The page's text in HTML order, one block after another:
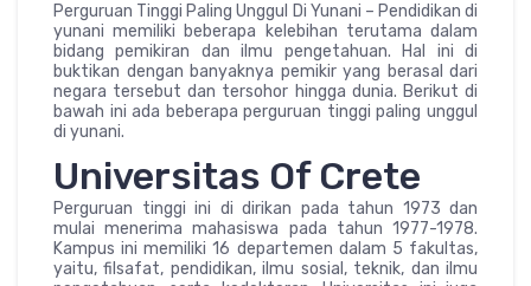
Perguruan Tinggi Paling Unggul Di Yunani – Pendidikan di
yunani memiliki beberapa kelebihan terutama dalam
bidang pemikiran dan ilmu pengetahuan. Hal ini di
buktikan dengan banyaknya pemikir yang berasal dari
negara tersebut dan tersohor hingga dunia. Berikut di
bawah ini ada beberapa perguruan tinggi paling unggul
di yunani.
Universitas Of Crete
Perguruan tinggi ini di dirikan pada tahun 1973 dan
mulai menerima mahasiswa pada tahun 1977-1978.
Kampus ini memiliki 16 departemen dalam 5 fakultas,
yaitu, filsafat, pendidikan, ilmu sosial, teknik, dan ilmu